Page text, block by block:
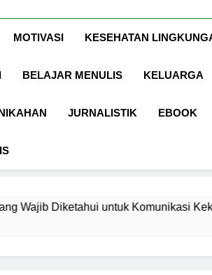
MOTIVASI KESEHATAN
BELAJAR MENULIS KELUARGA
JURNALISTIK EBOOK
untuk Komunikasi Kekinian di EF